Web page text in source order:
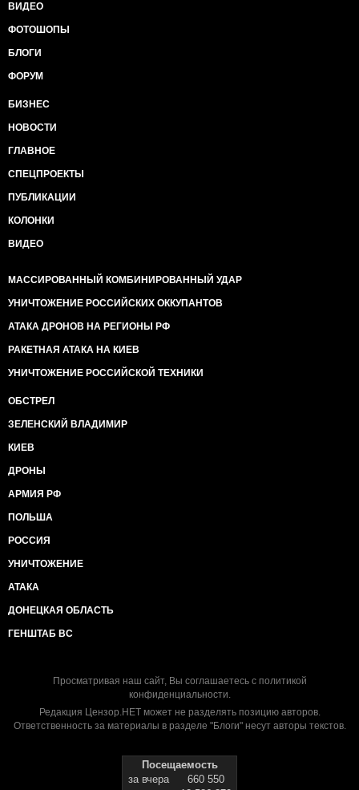
ВИДЕО
ФОТОШОПЫ
БЛОГИ
ФОРУМ
БИЗНЕС
НОВОСТИ
ГЛАВНОЕ
СПЕЦПРОЕКТЫ
ПУБЛИКАЦИИ
КОЛОНКИ
ВИДЕО
МАССИРОВАННЫЙ КОМБИНИРОВАННЫЙ УДАР
УНИЧТОЖЕНИЕ РОССИЙСКИХ ОККУПАНТОВ
АТАКА ДРОНОВ НА РЕГИОНЫ РФ
РАКЕТНАЯ АТАКА НА КИЕВ
УНИЧТОЖЕНИЕ РОССИЙСКОЙ ТЕХНИКИ
ОБСТРЕЛ
ЗЕЛЕНСКИЙ ВЛАДИМИР
КИЕВ
ДРОНЫ
АРМИЯ РФ
ПОЛЬША
РОССИЯ
УНИЧТОЖЕНИЕ
АТАКА
ДОНЕЦКАЯ ОБЛАСТЬ
ГЕНШТАБ ВС
Просматривая наш сайт, Вы соглашаетесь с политикой
конфиденциальности.
Редакция Цензор.НЕТ может не разделять позицию авторов.
Ответственность за материалы в разделе "Блоги" несут авторы текстов.
Посещаемость
за вчера
660 550